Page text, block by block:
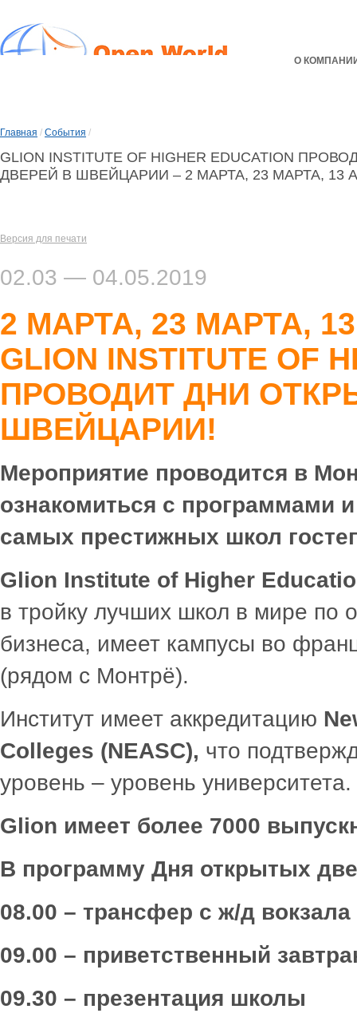
О
Главная / События /
GLION INSTITUTE OF HIGHER EDUCATION
ДВЕРЕЙ В ШВЕЙЦАРИИ – 2 МАРТА, 23 МАРТА, 13
Версия для печати
02.03 — 04.05.2019
2 МАРТА, 23 МАРТА,
GLION INSTITUTE OF
ПРОВОДИТ ДНИ
ШВЕЙЦАРИИ!
Мероприятие проводится в
ознакомиться с программами
самых престижных школ
Glion Institute of Higher
в тройку лучших школ в мире по
бизнеса, имеет кампусы во
(рядом с Монтрё).
Институт имеет аккредитацию
Colleges (NEASC), что
уровень – уровень университета.
Glion имеет более 7000
В программу Дня открытых
08.00 – трансфер с ж/д
09.00 – приветственный
09.30 – презентация школы